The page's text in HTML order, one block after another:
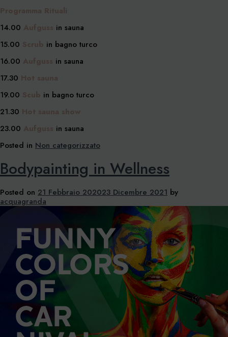
Programma Rituali
14.00 Aufguss in sauna
15.00 Scrub in bagno turco
16.00 Aufguss in sauna
17.30 Hot sauna
19.00 Scub in bagno turco
21.30 Hot sauna show
23.00 Aufguss in sauna
Posted in Non categorizzato
Bodypainting in Wellness
Posted on 21 Febbraio 202023 Dicembre 2021 by
acquagranda